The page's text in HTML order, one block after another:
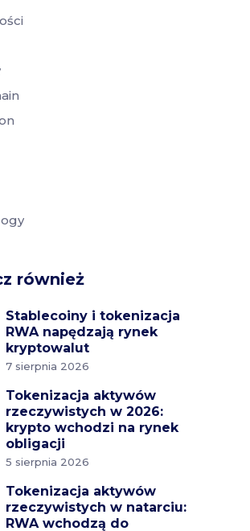
również
Stablecoiny i tokenizacja
RWA napędzają rynek
kryptowalut
7 sierpnia 2026
Tokenizacja aktywów
rzeczywistych w 2026:
krypto wchodzi na rynek
obligacji
5 sierpnia 2026
Tokenizacja aktywów
rzeczywistych w natarciu:
RWA wchodzą do